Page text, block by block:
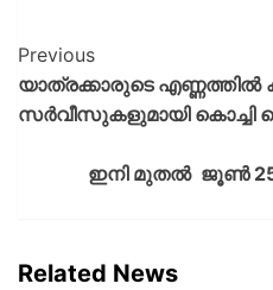
Previous
യാത്രക്കാരുടെ എണ്ണത്തില്‍
സര്‍വീസുകളുമായി കൊച്ചി
ഇനി മുതൽ ജൂൺ
Related News